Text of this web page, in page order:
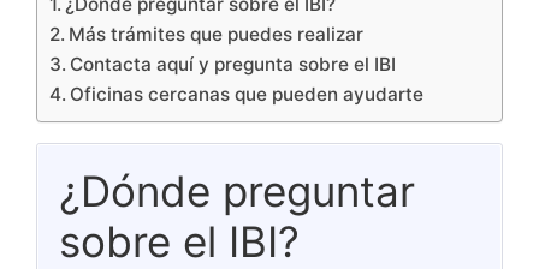
Más trámites que puedes realizar
Contacta aquí y pregunta sobre el IBI
Oficinas cercanas que pueden ayudarte
¿Dónde preguntar
sobre el IBI?